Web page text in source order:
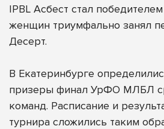
IPBL Асбест стал
женщин триумфально занял
Десерт.
В Екатеринбурге
призеры финал УрФО МЛБЛ
команд. Расписание и
турнира сложились таким